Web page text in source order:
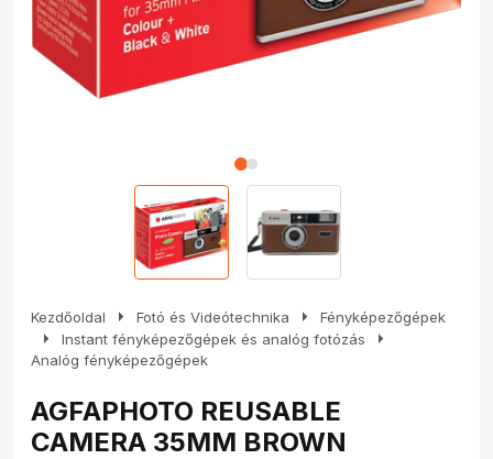
Kezdőoldal arrow_right Fotó és Videótechnika arrow_right Fényképezőgépek
arrow_right Instant fényképezőgépek és analóg fotózás arrow_right
Analóg fényképezőgépek
AGFAPHOTO REUSABLE
CAMERA 35MM BROWN